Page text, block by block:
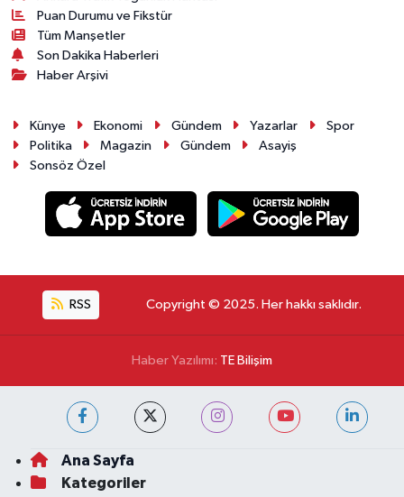
Puan Durumu ve Fikstür
Tüm Manşetler
Son Dakika Haberleri
Haber Arşivi
Künye Ekonomi Gündem Yazarlar
Spor
Politika
Magazin Gündem
Asayiş
Sonsöz Özel
RSS Copyright © 2025. Her hakkı saklıdır.
Haber Yazılımı: TE Bilişim
Ana Sayfa
Kategoriler